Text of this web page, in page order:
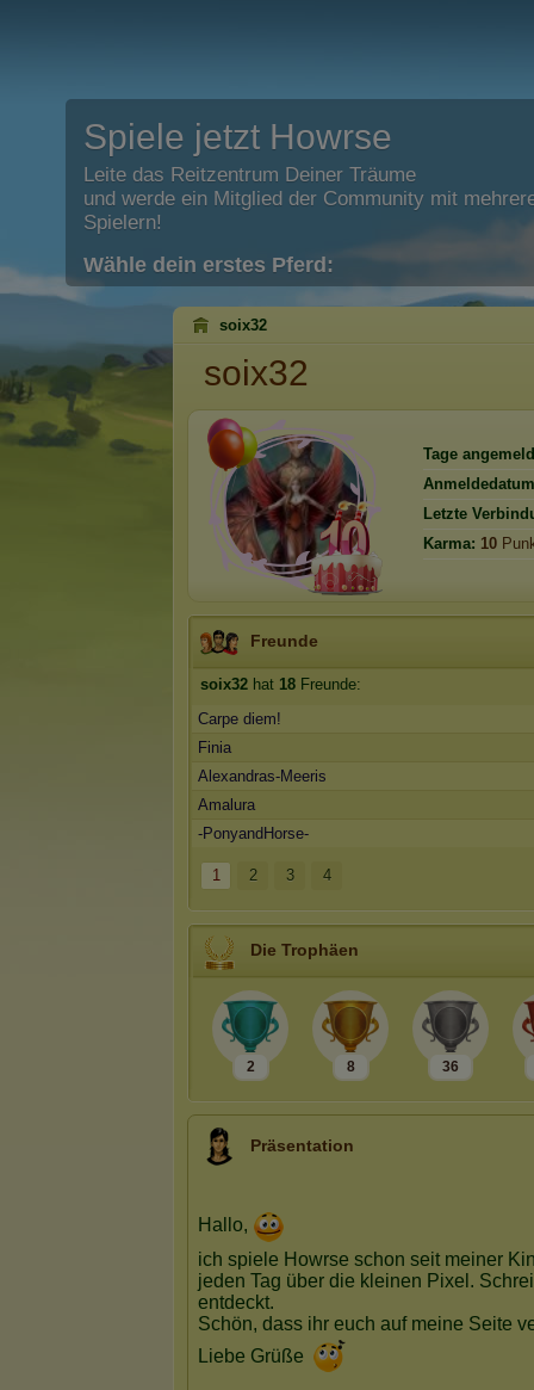
Spiele jetzt Howrse
Leite das Reitzentrum Deiner Träume
und werde ein Mitglied der Community mit
Spielern!
Wähle dein erstes Pferd:
soix32
soix32
Tage
Letzte
Karma: 10
Freunde
soix32 hat 18 Freunde:
Carpe diem!
Finia
Alexandras-Meeris
Amalura
-PonyandHorse-
1 2 3 4
Die Trophäen
2 8 36
Präsentation